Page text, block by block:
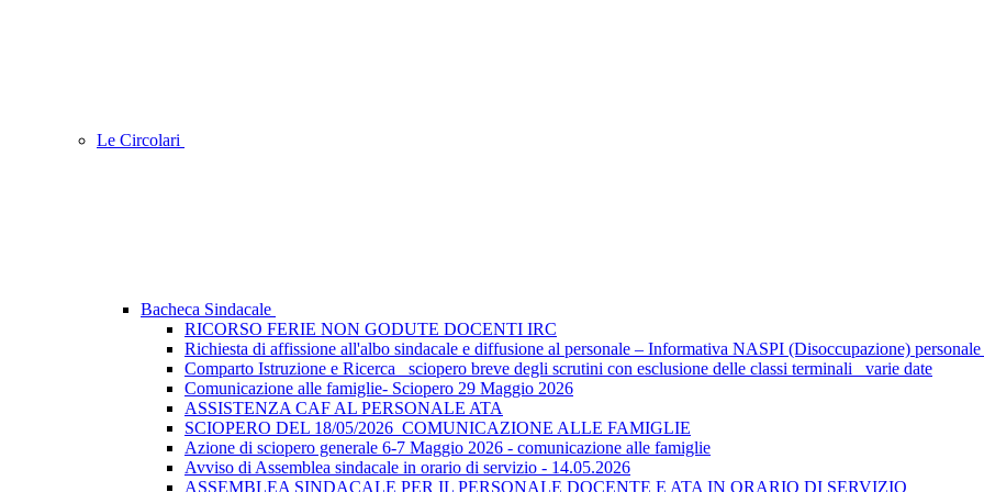
Le Circolari
Bacheca Sindacale
RICORSO FERIE NON GODUTE DOCENTI IRC
Richiesta di affissione all'albo sindacale e diffusione al personale – Informativa NASPI (Disoccupazione)
Comparto Istruzione e Ricerca_ sciopero breve degli scrutini con esclusione delle classi terminali_ varie date
Comunicazione alle famiglie- Sciopero 29 Maggio 2026
ASSISTENZA CAF AL PERSONALE ATA
SCIOPERO DEL 18/05/2026_COMUNICAZIONE ALLE FAMIGLIE
Azione di sciopero generale 6-7 Maggio 2026 - comunicazione alle famiglie
Avviso di Assemblea sindacale in orario di servizio - 14.05.2026
ASSEMBLEA SINDACALE PER IL PERSONALE DOCENTE E ATA IN ORARIO DI SERVIZIO